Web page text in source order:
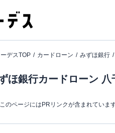
デスTOP カードローン みずほ銀行
ほ銀行カードローン
このページにはPRリンクが含まれていま